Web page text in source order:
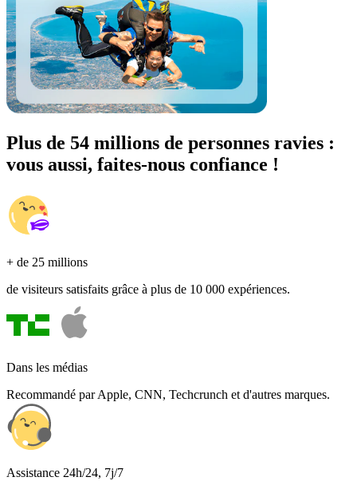
Plus de 54 millions de personnes ravies :
vous aussi, faites-nous confiance !
+ de 25 millions
de visiteurs satisfaits grâce à plus de 10 000 expériences.
Dans les médias
Recommandé par Apple, CNN, Techcrunch et d'autres marques.
Assistance 24h/24, 7j/7